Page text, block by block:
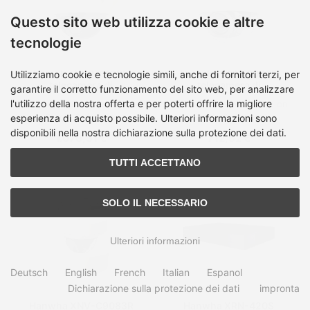
Hanwha XNP-6120H
telecamera di
sorveglianza Cupola
Telecamera di sicurezza
IP Interno e esterno 1920
x 1080 Pixel Soffitto
Tempo di spedizione:on
Stock, 2-4 giorni
1.070,31 €
Hanwha XNV-6080R
telecamera di
sorveglianza Cupola
Telecamera di sicurezza
IP Interno e esterno 1920
x 1080 Pixel Soffitto
Tempo di spedizione:
Stock, 2-4 giorni
712,52 €
Questo sito web utilizza cookie e altre
tecnologie
Utilizziamo cookie e tecnologie simili, anche di fornitori terzi, per
garantire il corretto funzionamento del sito web, per analizzare
l'utilizzo della nostra offerta e per poterti offrire la migliore
esperienza di acquisto possibile. Ulteriori informazioni sono
disponibili nella nostra dichiarazione sulla protezione dei dati.
TUTTI ACCETTANO
SOLO IL NECESSARIO
Ulteriori informazioni
Deutsch English French Italian
Espanol
Dichiarazione sulla protezione dei dati
impronta